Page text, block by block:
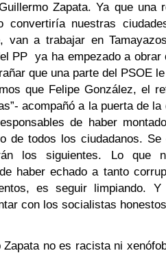
Zapata. Ya que una
convertiría nuestras
van a trabajar en
PP ya ha empezado a obrar
que una parte del PSOE
que Felipe González, el
acompañó a la puerta de
de haber
de todos los ciudadanos. Se
los siguientes. Lo que
haber echado a tanto
es seguir limpiando.
con los socialistas
Zapata no es racista ni